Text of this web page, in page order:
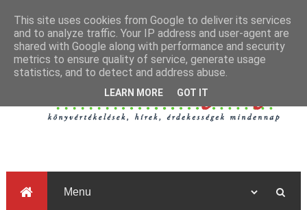
This site uses cookies from Google to deliver its services
and to analyze traffic. Your IP address and user-agent are
shared with Google along with performance and security
metrics to ensure quality of service, generate usage
statistics, and to detect and address abuse.
LEARN MORE GOT IT